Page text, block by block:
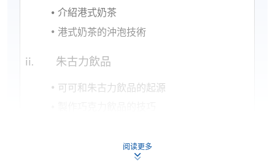
介紹港式奶茶
港式奶茶的沖泡技術
ii. 朱古力飲品
可可和朱古力飲品的起源
阅读更多